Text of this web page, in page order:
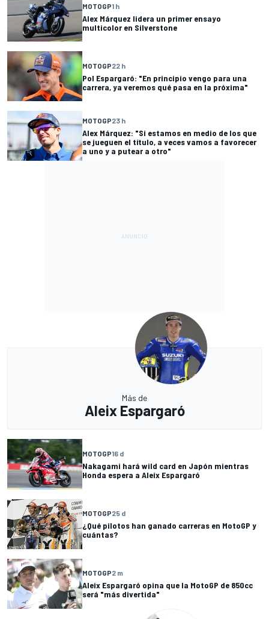
MOTOGP1 h
Alex Márquez lidera un primer ensayo
multicolor en Silverstone
MOTOGP22 h
Pol Espargaró: "En principio vengo para una
carrera, ya veremos qué pasa en la próxima"
MOTOGP23 h
Alex Márquez: "Si estamos en medio de los que
se jueguen el título, a veces vamos a favorecer
a uno y a putear a otro"
Más de
Aleix Espargaró
MOTOGP16 d
Nakagami hará wild card en Japón mientras
Honda espera a Aleix Espargaró
MOTOGP25 d
¿Qué pilotos han ganado carreras en MotoGP y
cuántas?
MOTOGP2 m
Aleix Espargaró opina que la MotoGP de 850cc
será "más divertida"